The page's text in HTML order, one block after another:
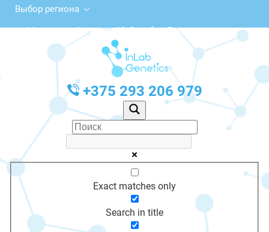
Выбор региона
Московский просп., 10, Витебск, Беларусь
с 10:00 до 20:00
График работы: Пн-Пт с 10:00 до 20:00
+375 293 206 979
Exact matches only
Search in title